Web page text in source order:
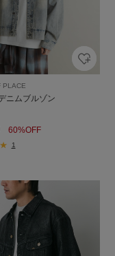
PLACE
ニムブルゾン
60%OFF
1